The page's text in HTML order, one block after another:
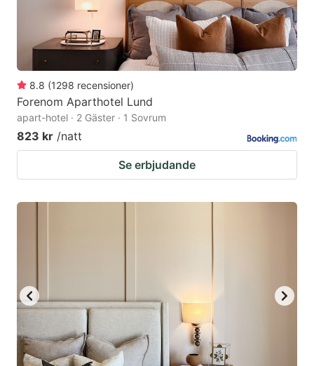
8.8 (1298 recensioner)
Forenom Aparthotel Lund
apart-hotel · 2 Gäster · 1 Sovrum
823 kr /natt
Se erbjudande